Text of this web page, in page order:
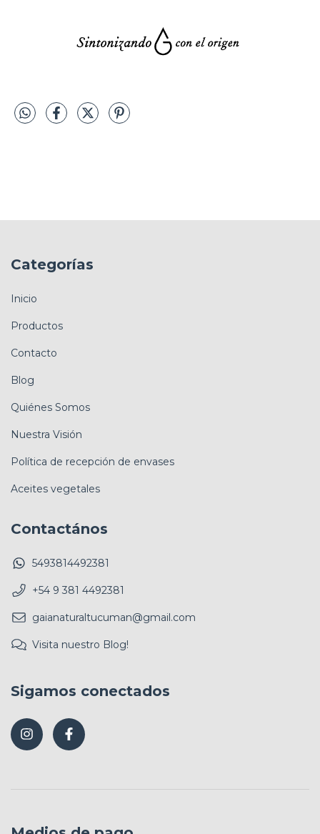
Categorías
Inicio
Productos
Contacto
Blog
Quiénes Somos
Nuestra Visión
Política de recepción de envases
Aceites vegetales
Contactános
5493814492381
+54 9 381 4492381
gaianaturaltucuman@gmail.com
Visita nuestro Blog!
Sigamos conectados